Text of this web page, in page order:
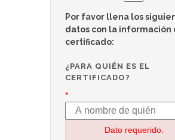
Por favor llena los
datos con la información
certificado:
¿PARA QUIÉN ES EL
CERTIFICADO?
*
Dato requerido.